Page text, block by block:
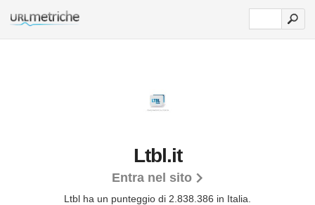
Ltbl.it
Entra nel sito
Ltbl ha un punteggio di 2.838.386 in Italia.